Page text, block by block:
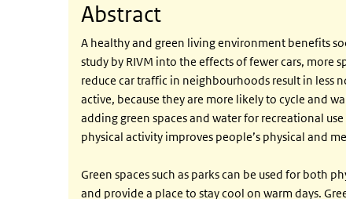
Abstract
A healthy and green living environment benefits
study by RIVM into the effects of fewer cars, more
reduce car traffic in neighbourhoods result in less
active, because they are more likely to cycle and
adding green spaces and water for recreational
physical activity improves people’s physical and
Green spaces such as parks can be used for both
and provide a place to stay cool on warm days.